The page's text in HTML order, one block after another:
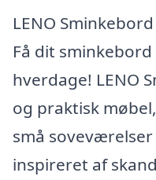
LENO
Få dit
hverdage! LENO
og praktisk
små
inspireret af